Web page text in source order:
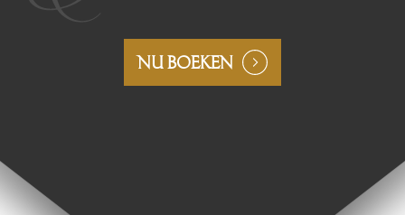
NU BOEKEN